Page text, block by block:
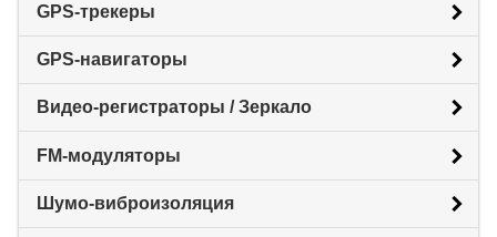
GPS-трекеры
GPS-навигаторы
Видео-регистраторы / Зеркало
FM-модуляторы
Шумо-виброизоляция